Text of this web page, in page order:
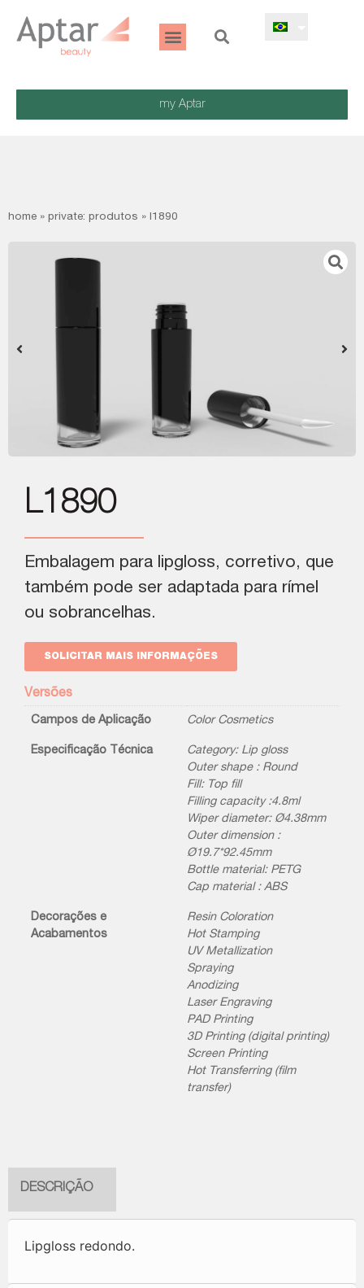
my Aptar
home » private: produtos » l1890
L1890
Embalagem para lipgloss, corretivo, que
também pode ser adaptada para rímel
ou sobrancelhas.
SOLICITAR MAIS INFORMAÇÕES
Versões
Campos de Aplicação Color Cosmetics
Especificação Técnica
Category: Lip gloss
Outer shape : Round
Fill: Top fill
Filling capacity :4.8ml
Wiper diameter: Ø4.38mm
Outer dimension :
Ø19.7*92.45mm
Bottle material: PETG
Cap material : ABS
Decorações e
Acabamentos
Resin Coloration
Hot Stamping
UV Metallization
Spraying
Anodizing
Laser Engraving
PAD Printing
3D Printing (digital printing)
Screen Printing
Hot Transferring (film
transfer)
DESCRIÇÃO
Lipgloss redondo.